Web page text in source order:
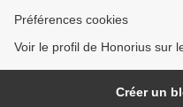
Préférences cookies
Voir le profil de Honorius sur
Créer un